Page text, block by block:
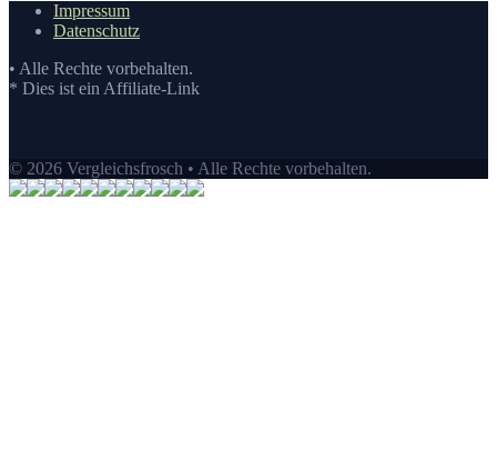
Impressum
Datenschutz
• Alle Rechte vorbehalten.
* Dies ist ein Affiliate-Link
© 2026 Vergleichsfrosch • Alle Rechte vorbehalten.